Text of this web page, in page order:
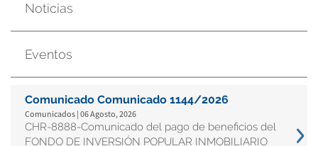
Noticias
Eventos
Comunicado Comunicado 1144/2026
Comunicados | 06 Agosto, 2026
CHR-8888-Comunicado del pago de beneficios del
FONDO DE INVERSIÓN POPULAR INMOBILIARIO